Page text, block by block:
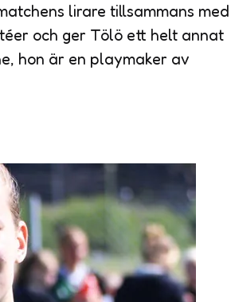
lirare tillsammans med
och ger Tölö ett helt annat
hon är en playmaker av